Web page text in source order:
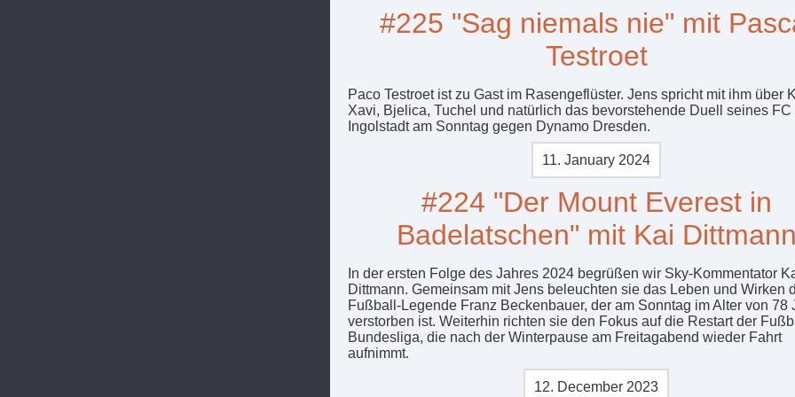
#225 "Sag niemals nie" mit
Testroet
Paco Testroet ist zu Gast im Rasengeflüster. Jens spricht mit ihm über
Xavi, Bjelica, Tuchel und natürlich das bevorstehende Duell seines FC
Ingolstadt am Sonntag gegen Dynamo Dresden.
11. January 2024
#224 "Der Mount Everest in
Badelatschen" mit Kai Dittmann
In der ersten Folge des Jahres 2024 begrüßen wir Sky-Kommentator
Dittmann. Gemeinsam mit Jens beleuchten sie das Leben und Wirken
Fußball-Legende Franz Beckenbauer, der am Sonntag im Alter von 78
verstorben ist. Weiterhin richten sie den Fokus auf die Restart der
Bundesliga, die nach der Winterpause am Freitagabend wieder Fahrt
aufnimmt.
12. December 2023